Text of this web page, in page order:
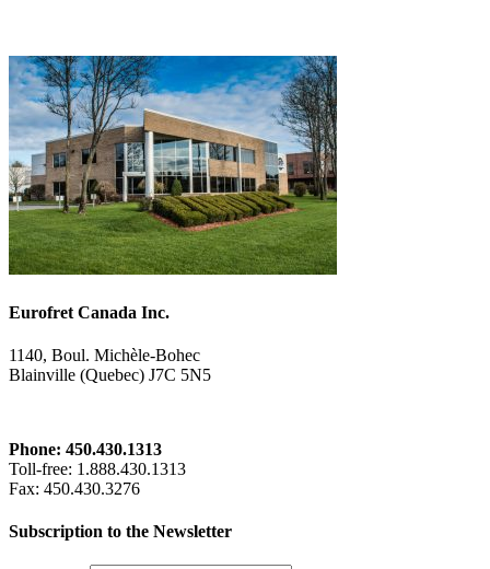
Eurofret Canada Inc.
1140, Boul. Michèle-Bohec
Blainville (Quebec) J7C 5N5
Phone: 450.430.1313
Toll-free: 1.888.430.1313
Fax: 450.430.3276
Subscription to the Newsletter